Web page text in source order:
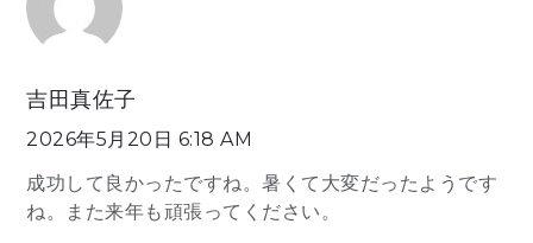
吉田真佐子
2026年5月20日 6:18 AM
成功して良かったですね。暑くて大変だったようです
ね。また来年も頑張ってください。